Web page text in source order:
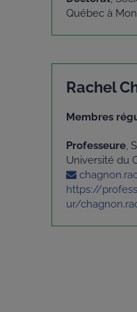
Québec à
Rachel
Membres
Professeure,
Université du
https://
ur/